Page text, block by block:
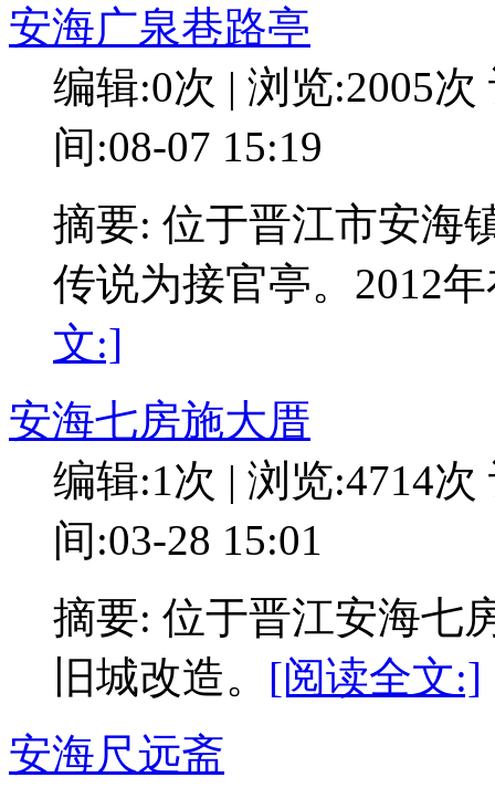
安海广泉巷路亭
编辑:0次 | 浏览:2005次
间:08-07 15:19
摘要: 位于晋江市安海
传说为接官亭。2012
文:]
安海七房施大厝
编辑:1次 | 浏览:4714次
间:03-28 15:01
摘要: 位于晋江安海七
旧城改造。 [阅读全文:]
安海尺远斋